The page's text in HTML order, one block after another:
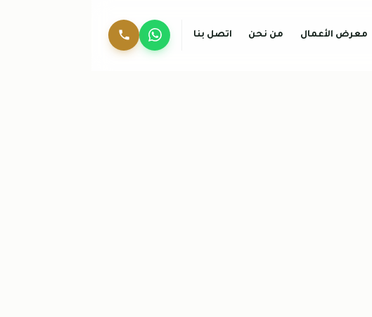
معرض الأعمال من نحن اتصل بنا
واتساب 0536744429